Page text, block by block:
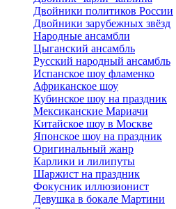
Двойники политиков России
Двойники зарубежных звёзд
Народные ансамбли
Цыганский ансамбль
Русский народный ансамбль
Испанское шоу фламенко
Африканское шоу
Кубинское шоу на праздник
Мексиканские Мариачи
Китайское шоу в Москве
Японское шоу на праздник
Оригинальный жанр
Карлики и лилипуты
Шаржист на праздник
Фокусник иллюзионист
Девушка в бокале Мартини